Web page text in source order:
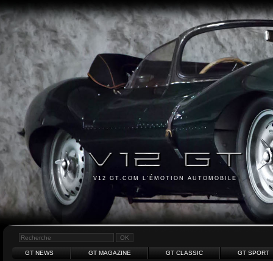
V12 GT.COM L'ÉMOTION AUTOMOBILE
GT NEWS GT MAGAZINE GT CLASSIC GT SPORT